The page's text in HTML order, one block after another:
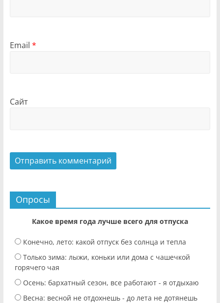
Email *
Сайт
Опросы
Какое время года лучше всего для отпуска
Конечно, лето: какой отпуск без солнца и тепла
Только зима: лыжи, коньки или дома с чашечкой
горячего чая
Осень: бархатный сезон, все работают - я отдыхаю
Весна: весной не отдохнешь - до лета не дотянешь